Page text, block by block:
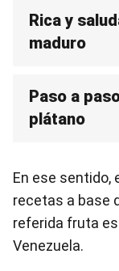
Rica y
maduro
Paso a
plátano
En ese sentido,
recetas a base
referida fruta
Venezuela.